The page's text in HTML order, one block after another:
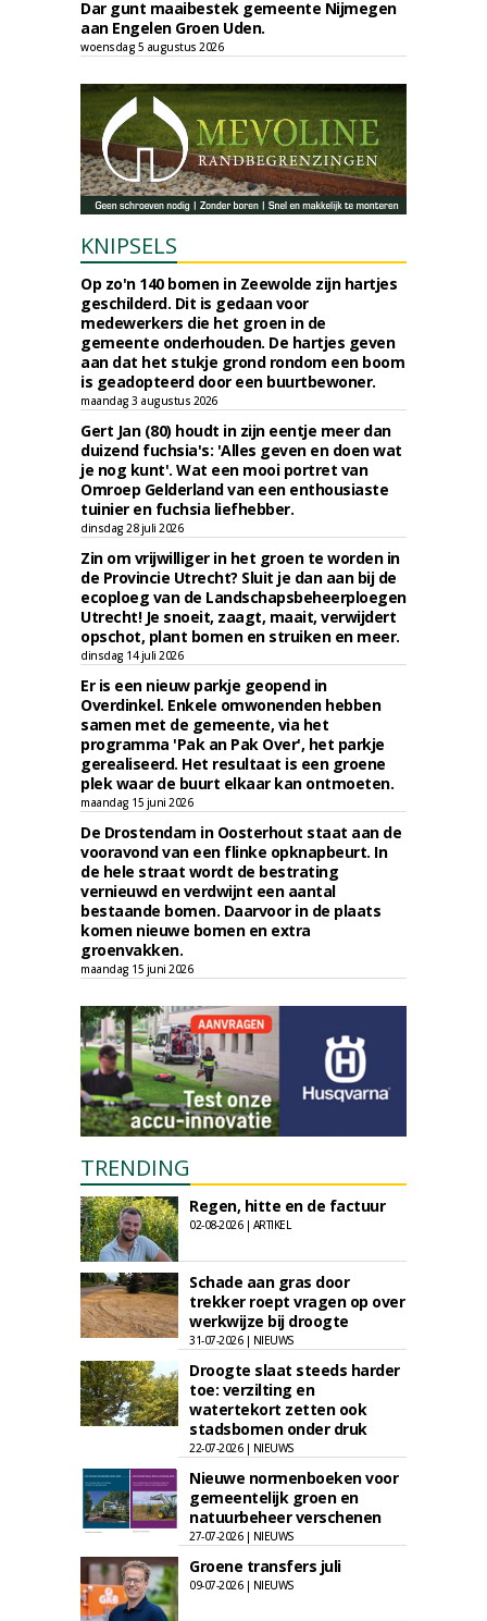
Dar gunt maaibestek gemeente Nijmegen
aan Engelen Groen Uden.
woensdag 5 augustus 2026
KNIPSELS
Op zo'n 140 bomen in Zeewolde zijn hartjes
geschilderd. Dit is gedaan voor
medewerkers die het groen in de
gemeente onderhouden. De hartjes geven
aan dat het stukje grond rondom een boom
is geadopteerd door een buurtbewoner.
maandag 3 augustus 2026
Gert Jan (80) houdt in zijn eentje meer dan
duizend fuchsia's: 'Alles geven en doen wat
je nog kunt'. Wat een mooi portret van
Omroep Gelderland van een enthousiaste
tuinier en fuchsia liefhebber.
dinsdag 28 juli 2026
Zin om vrijwilliger in het groen te worden in
de Provincie Utrecht? Sluit je dan aan bij de
ecoploeg van de Landschapsbeheerploegen
Utrecht! Je snoeit, zaagt, maait, verwijdert
opschot, plant bomen en struiken en meer.
dinsdag 14 juli 2026
Er is een nieuw parkje geopend in
Overdinkel. Enkele omwonenden hebben
samen met de gemeente, via het
programma 'Pak an Pak Over', het parkje
gerealiseerd. Het resultaat is een groene
plek waar de buurt elkaar kan ontmoeten.
maandag 15 juni 2026
De Drostendam in Oosterhout staat aan de
vooravond van een flinke opknapbeurt. In
de hele straat wordt de bestrating
vernieuwd en verdwijnt een aantal
bestaande bomen. Daarvoor in de plaats
komen nieuwe bomen en extra
groenvakken.
maandag 15 juni 2026
TRENDING
Regen, hitte en de factuur
02-08-2026 | ARTIKEL
Schade aan gras door
trekker roept vragen op over
werkwijze bij droogte
31-07-2026 | NIEUWS
Droogte slaat steeds harder
toe: verzilting en
watertekort zetten ook
stadsbomen onder druk
22-07-2026 | NIEUWS
Nieuwe normenboeken voor
gemeentelijk groen en
natuurbeheer verschenen
27-07-2026 | NIEUWS
Groene transfers juli
09-07-2026 | NIEUWS